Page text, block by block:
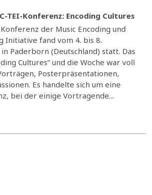
TEI-Konferenz: Encoding Cultures
der Music Encoding und
Initiative fand vom 4. bis 8.
Paderborn (Deutschland) statt. Das
Cultures” und die Woche war voll
Posterpräsentationen,
Es handelte sich um eine
bei der einige Vortragende...